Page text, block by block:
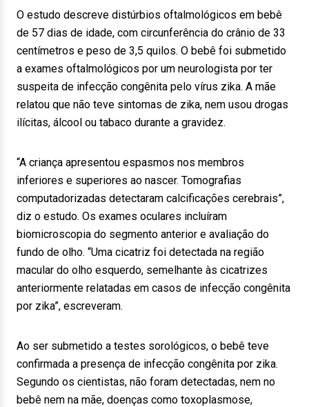
O estudo descreve distúrbios oftalmológicos em bebê
de 57 dias de idade, com circunferência do crânio de 33
centímetros e peso de 3,5 quilos. O bebê foi submetido
a exames oftalmológicos por um neurologista por ter
suspeita de infecção congênita pelo vírus zika. A mãe
relatou que não teve sintomas de zika, nem usou drogas
ilícitas, álcool ou tabaco durante a gravidez.
“A criança apresentou espasmos nos membros
inferiores e superiores ao nascer. Tomografias
computadorizadas detectaram calcificações cerebrais”,
diz o estudo. Os exames oculares incluíram
biomicroscopia do segmento anterior e avaliação do
fundo de olho. “Uma cicatriz foi detectada na região
macular do olho esquerdo, semelhante às cicatrizes
anteriormente relatadas em casos de infecção congênita
por zika”, escreveram.
Ao ser submetido a testes sorológicos, o bebê teve
confirmada a presença de infecção congênita por zika.
Segundo os cientistas, não foram detectadas, nem no
bebê nem na mãe, doenças como toxoplasmose,